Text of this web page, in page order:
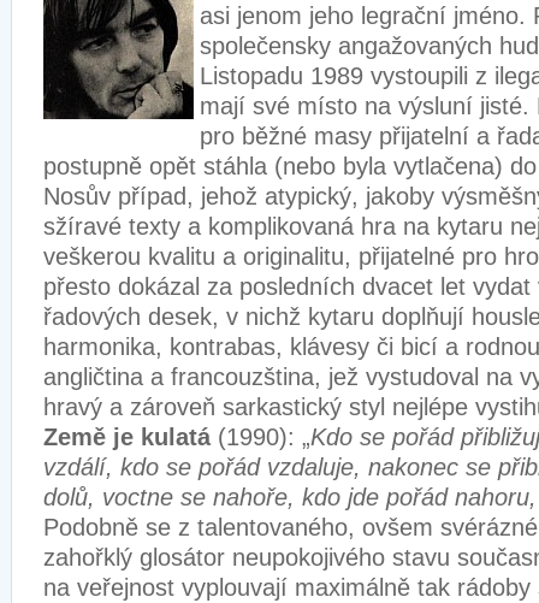
asi jenom jeho legrační jméno.
společensky angažovaných
Listopadu 1989 vystoupili z
mají své místo na výsluní jisté.
pro běžné masy přijatelní a
postupně opět stáhla (nebo byla vytlačena)
Nosův případ, jehož atypický, jakoby
sžíravé texty a komplikovaná hra na kytaru
veškerou kvalitu a originalitu, přijatelné pro
přesto dokázal za posledních dvacet let
řadových desek, v nichž kytaru doplňují
harmonika, kontrabas, klávesy či bicí a
angličtina a francouzština, jež vystudoval na
hravý a zároveň sarkastický styl nejlépe
Země je kulatá (1990): „Kdo se pořád
vzdálí, kdo se pořád vzdaluje, nakonec se
dolů, voctne se nahoře, kdo jde pořád
Podobně se z talentovaného, ovšem
zahořklý glosátor neupokojivého stavu
na veřejnost vyplouvají maximálně tak